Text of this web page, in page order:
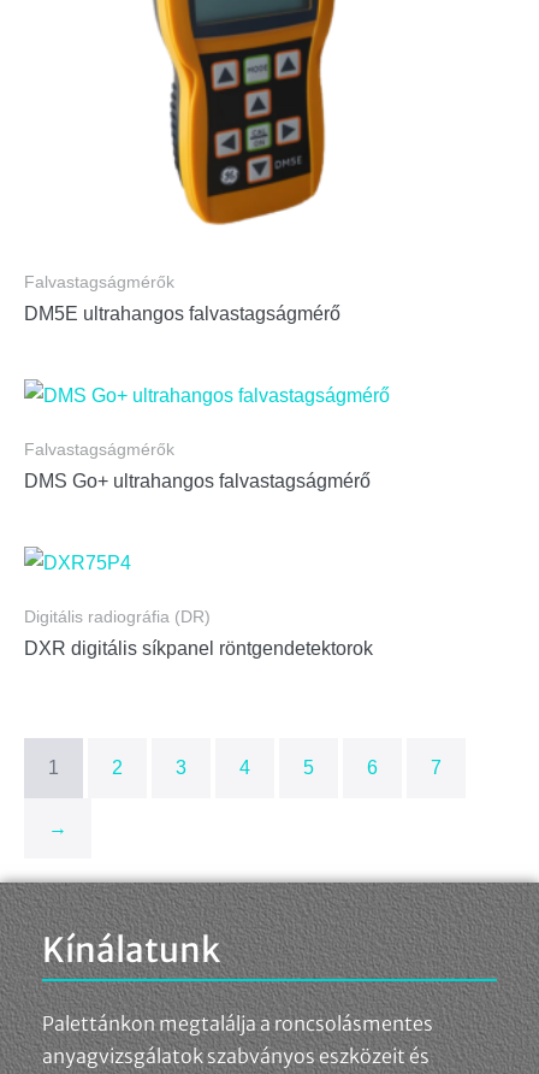
Falvastagságmérők
DM5E ultrahangos falvastagságmérő
Falvastagságmérők
DMS Go+ ultrahangos falvastagságmérő
Digitális radiográfia (DR)
DXR digitális síkpanel röntgendetektorok
1 2 3 4 5 6 7
→
Kínálatunk
Palettánkon megtalálja a roncsolásmentes
anyagvizsgálatok szabványos eszközeit és